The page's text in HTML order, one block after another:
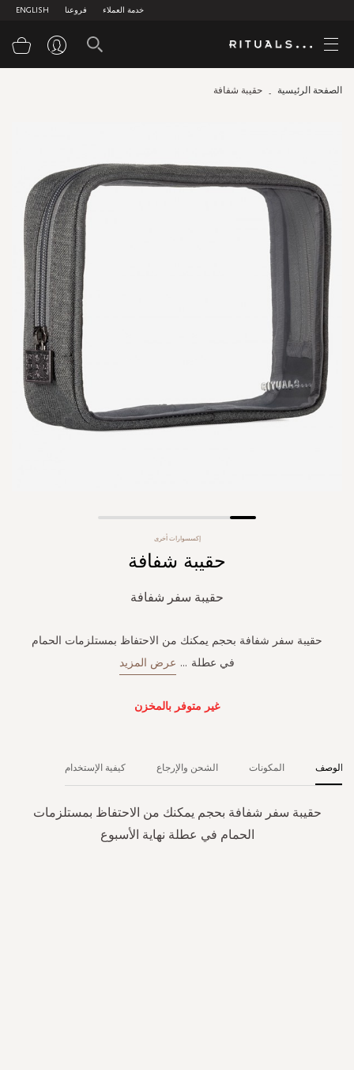
ENGLISH فروعنا خدمة العملاء
الصفحة الرئيسية حقيبة شفافة
images
gallery
gallery
إكسسوارات أخرى
حقيبة شفافة
حقيبة سفر شفافة
حقيبة سفر شفافة بحجم يمكنك من الاحتفاظ بمستلزمات الحمام
في عطلة ... عرض المزيد
غير متوفر بالمخزن
الوصف
حقيبة سفر شفافة بحجم يمكنك من الاحتفاظ بمستلزمات
الحمام في عطلة نهاية الأسبوع
المكونات الشحن والإرجاع كيفية الإستخدام